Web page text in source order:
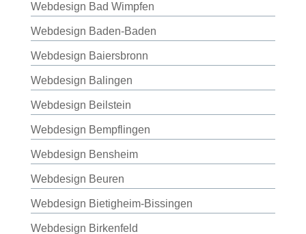
Webdesign Bad Wimpfen
Webdesign Baden-Baden
Webdesign Baiersbronn
Webdesign Balingen
Webdesign Beilstein
Webdesign Bempflingen
Webdesign Bensheim
Webdesign Beuren
Webdesign Bietigheim-Bissingen
Webdesign Birkenfeld